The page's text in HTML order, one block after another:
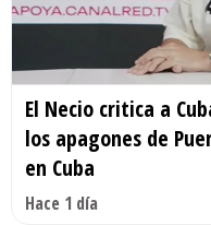
El Necio critica a
los apagones de
en Cuba
Hace 1 día